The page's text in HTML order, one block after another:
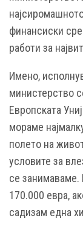
финансиски
работи за
Имено,
министерство
Европската
мораме
полето на
условите за
се занимаваме.
170.000 евра,
садизам една